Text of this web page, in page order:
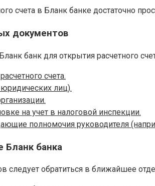
счета в Бланк банке достаточно
документов
банк для открытия расчетного
счета.
лиц).
на учет в налоговой инспекции.
полномочия руководителя
Бланк банка
следует обратиться в ближайшее